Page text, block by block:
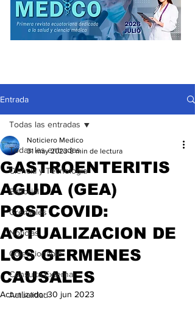
Entrada
Todas las entradas
Ciencia y Tecnología
Editorial
Gremiales
Noticias
Coleccionable
Consulta Externa
Actualidad
Todas las entradas
GASTROENTERITIS
AGUDA (GEA)
POSTCOVID:
ACTUALIZACION DE
LOS GERMENES
CAUSALES
Noticiero Medico
31 may 2023 8 min de lectura
Actualizado:30 jun 2023